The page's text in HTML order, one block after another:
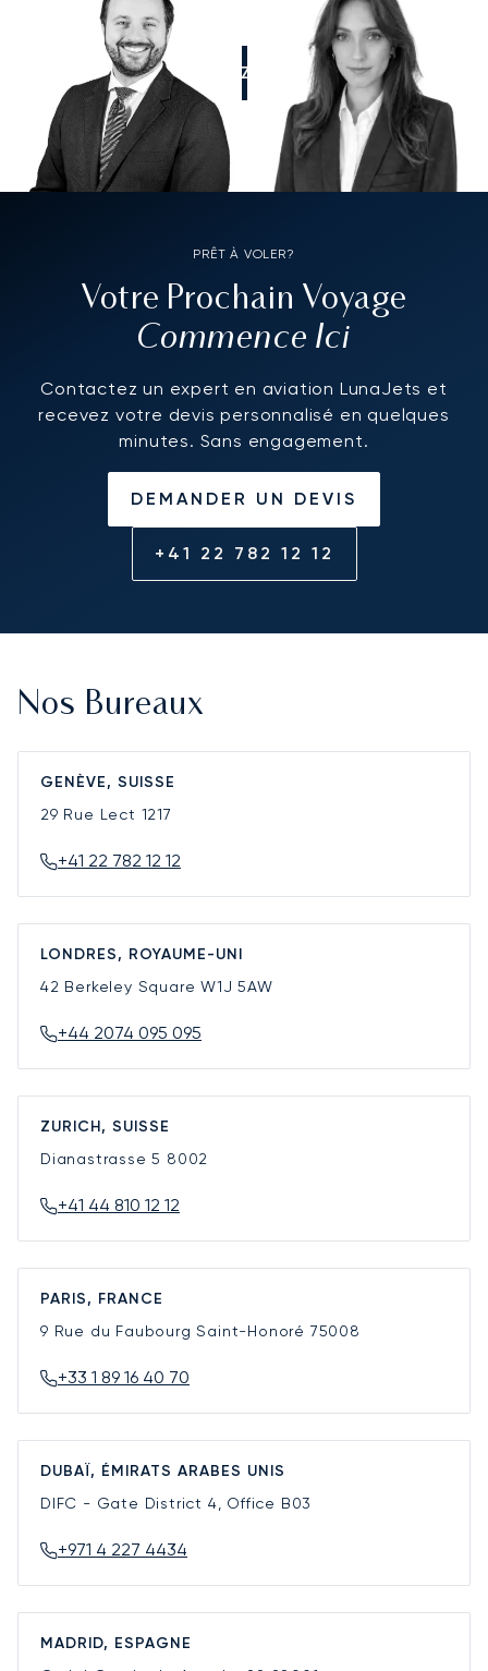
APPELEZ-NOUS
PRÊT À VOLER?
Votre Prochain Voyage
Commence Ici
Contactez un expert en aviation LunaJets et
recevez votre devis personnalisé en quelques
minutes. Sans engagement.
DEMANDER UN DEVIS
+41 22 782 12 12
Nos Bureaux
GENÈVE, SUISSE
29 Rue Lect 1217
+41 22 782 12 12
LONDRES, ROYAUME-UNI
42 Berkeley SquareW1J 5AW
+44 2074 095 095
ZURICH, SUISSE
Dianastrasse 5 8002
+41 44 810 12 12
PARIS, FRANCE
9 Rue du Faubourg Saint-Honoré 75008
+33 1 89 16 40 70
DUBAÏ, ÉMIRATS ARABES UNIS
DIFC - Gate District 4, Office B03
+971 4 227 4434
MADRID, ESPAGNE